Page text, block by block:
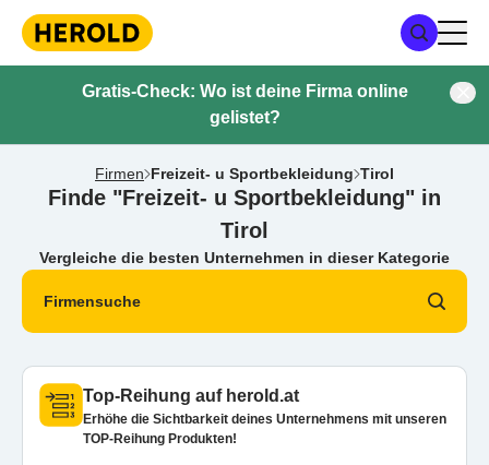
Gratis-Check: Wo ist deine Firma online
gelistet?
Firmen Freizeit- u Sportbekleidung Tirol
Finde "Freizeit- u Sportbekleidung" in
Tirol
Vergleiche die besten Unternehmen in dieser Kategorie
Firmensuche
Top-Reihung auf herold.at
Erhöhe die Sichtbarkeit deines Unternehmens mit unseren
TOP-Reihung Produkten!